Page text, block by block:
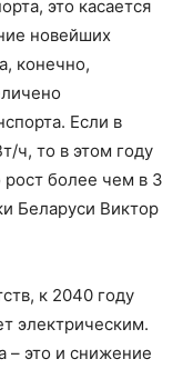
это касается
новейших
конечно,
Если в
ч, то в этом году
более чем в 3
Беларуси Виктор
к 2040 году
электрическим.
– это и снижение